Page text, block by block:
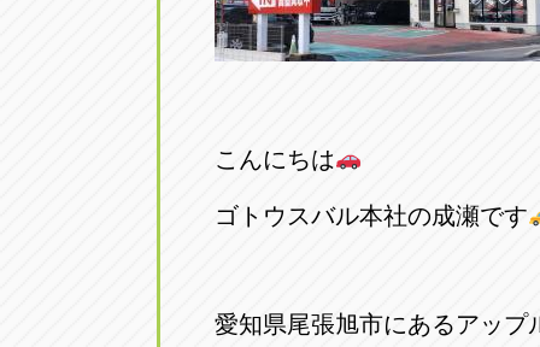
0566-43-
アップル
アップル
愛知県碧南市立山町4-32-1
愛知県常滑市長間37-1
アップル小牧店
アップル尾張旭店
こんにちは
ゴトウスバル本社の成瀬です
愛知県尾張旭市にあるアップ